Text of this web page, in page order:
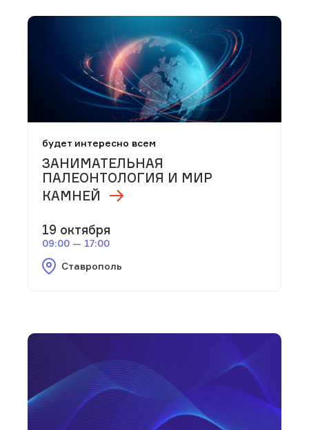
будет интересно всем
ЗАНИМАТЕЛЬНАЯ
ПАЛЕОНТОЛОГИЯ И МИР
КАМНЕЙ
19 октября
09:00 — 17:00
Ставрополь